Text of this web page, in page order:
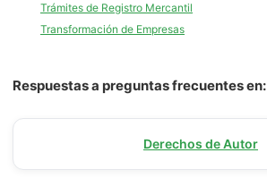
Trámites de Registro Mercantil
Transformación de Empresas
Respuestas a preguntas frecuentes en:
Derechos de Autor